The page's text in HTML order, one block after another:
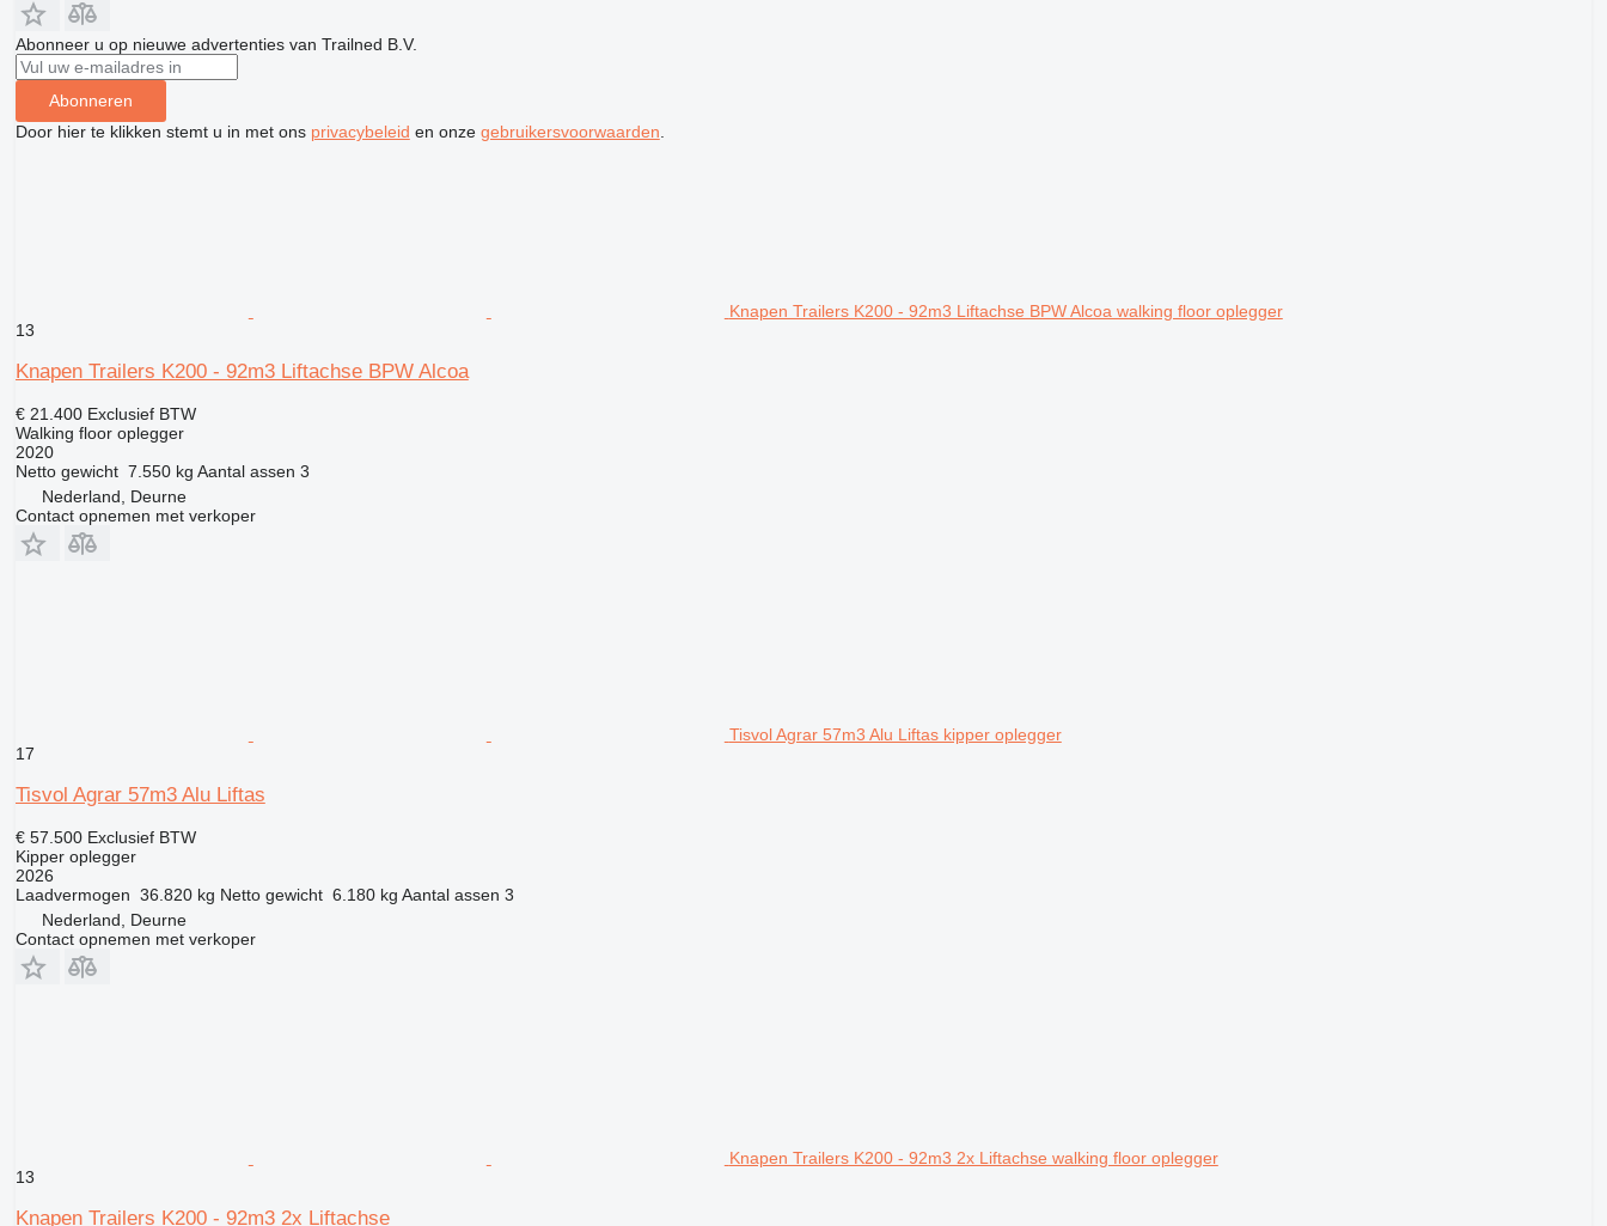
Abonneer u op nieuwe advertenties van Trailned B.V.
Abonneren
Door hier te klikken stemt u in met ons privacybeleid en onze gebruikersvoorwaarden
Knapen Trailers K200 - 92m3 Liftachse BPW Alcoa walking floor oplegger
13
Knapen Trailers K200 - 92m3 Liftachse BPW Alcoa
€ 21.400 Exclusief BTW
Walking floor oplegger
2020
Netto gewicht 7.550 kg Aantal assen 3
Nederland, Deurne
Contact opnemen met verkoper
Tisvol Agrar 57m3 Alu Liftas kipper oplegger
17
Tisvol Agrar 57m3 Alu Liftas
€ 57.500 Exclusief BTW
Kipper oplegger
2026
Laadvermogen 36.820 kg Netto gewicht 6.180 kg Aantal assen 3
Nederland, Deurne
Contact opnemen met verkoper
Knapen Trailers K200 - 92m3 2x Liftachse walking floor oplegger
13
Knapen Trailers K200 - 92m3 2x Liftachse